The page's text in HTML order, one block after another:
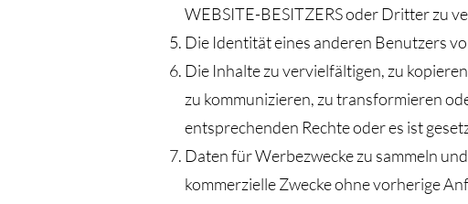
WEBSITE-BESITZERS oder Dritter zu
Die Identität eines anderen Benutzers
Die Inhalte zu vervielfältigen, zu
zu kommunizieren, zu transformieren
entsprechenden Rechte oder es ist
Daten für Werbezwecke zu sammeln
kommerzielle Zwecke ohne vorherige